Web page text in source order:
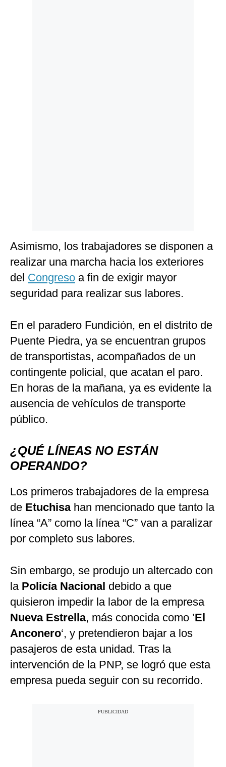
Asimismo, los trabajadores se disponen a
realizar una marcha hacia los exteriores
del Congreso a fin de exigir mayor
seguridad para realizar sus labores.
En el paradero Fundición, en el distrito de
Puente Piedra, ya se encuentran grupos
de transportistas, acompañados de un
contingente policial, que acatan el paro.
En horas de la mañana, ya es evidente la
ausencia de vehículos de transporte
público.
¿QUÉ LÍNEAS NO ESTÁN
OPERANDO?
Los primeros trabajadores de la empresa
de Etuchisahan mencionado que tanto la
línea “A” como la línea “C” van a paralizar
por completo sus labores.
Sin embargo, se produjo un altercado con
la Policía Nacional debido a que
quisieron impedir la labor de la empresa
Nueva Estrella, más conocida como ’El
Anconero‘, y pretendieron bajar a los
pasajeros de esta unidad. Tras la
intervención de la PNP, se logró que esta
empresa pueda seguir con su recorrido.